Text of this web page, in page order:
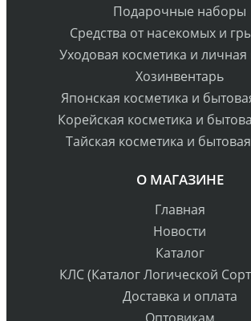
Подарочные наборы
Средства от насекомых и
Уходовая косметика и личная
Хозинвентарь
Японская косметика и
Корейская косметика и
Тайская косметика и
О МАГАЗИНЕ
Главная
Новости
Каталог
КЛС (Каталог Логической
Доставка и оплата